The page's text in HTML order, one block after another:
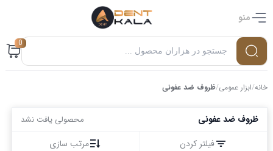
منو
0
خانه/ابزار عمومی/ظروف ضد عفونی
ظروف ضد عفونی محصولی یافت نشد
فیلتر کردن مرتب سازی